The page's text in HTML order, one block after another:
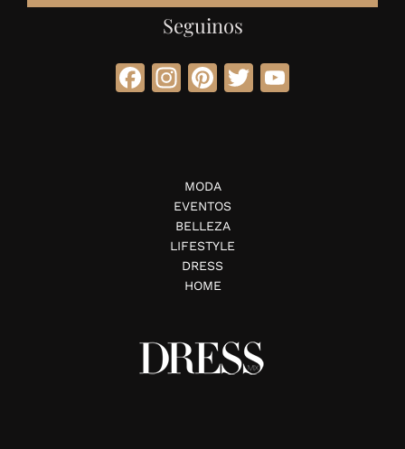
Seguinos
Facebook
Instagram
Pinterest
Twitter
MODA
EVENTOS
BELLEZA
LIFESTYLE
DRESS
HOME